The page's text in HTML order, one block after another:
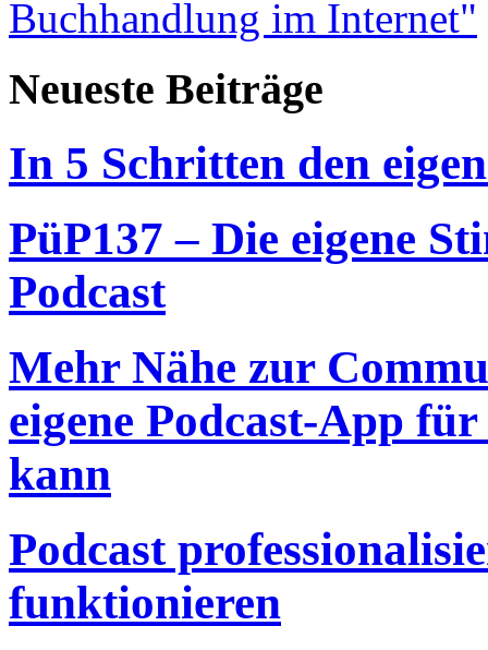
Neueste Beiträge
In 5 Schritten den
PüP137 – Die eigene
Podcast
Mehr Nähe zur
eigene Podcast-App
kann
Podcast
funktionieren